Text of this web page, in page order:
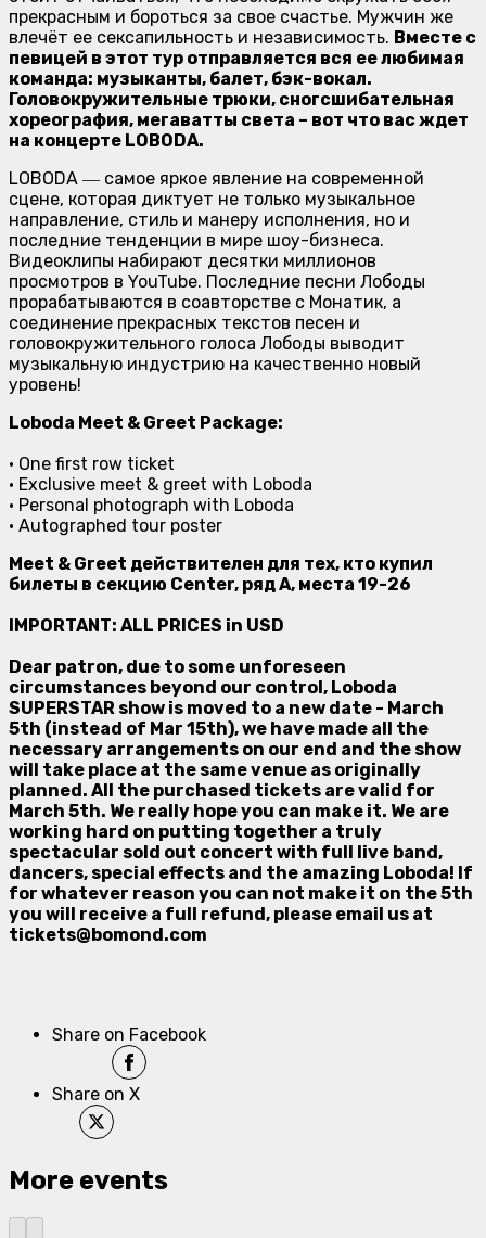
прекрасным и бороться за свое счастье. Мужчин же
влечёт ее сексапильность и независимость. Вместе с
певицей в этот тур отправляется вся ее любимая
команда: музыканты, балет, бэк-вокал.
Головокружительные трюки, сногсшибательная
хореография, мегаватты света – вот что вас ждет
на концерте LOBODA.
LOBODA ― самое яркое явление на современной
сцене, которая диктует не только музыкальное
направление, стиль и манеру исполнения, но и
последние тенденции в мире шоу-бизнеса.
Видеоклипы набирают десятки миллионов
просмотров в YouTube. Последние песни Лободы
прорабатываются в соавторстве с Монатик, а
соединение прекрасных текстов песен и
головокружительного голоса Лободы выводит
музыкальную индустрию на качественно новый
уровень!
Loboda Meet & Greet Package:
• One first row ticket
• Exclusive meet & greet with Loboda
• Personal photograph with Loboda
• Autographed tour poster
Meet & Greet действителен для тех, кто купил
билеты в секцию Center, ряд A, места 19-26
IMPORTANT: ALL PRICES in USD
Dear patron, due to some unforeseen
circumstances beyond our control, Loboda
SUPERSTAR show is moved to a new date - March
5th (instead of Mar 15th), we have made all the
necessary arrangements on our end and the show
will take place at the same venue as originally
planned. All the purchased tickets are valid for
March 5th. We really hope you can make it. We are
working hard on putting together a truly
spectacular sold out concert with full live band,
dancers, special effects and the amazing Loboda! If
for whatever reason you can not make it on the 5th
you will receive a full refund, please email us at
tickets@bomond.com
Share on Facebook
Share on X
More events